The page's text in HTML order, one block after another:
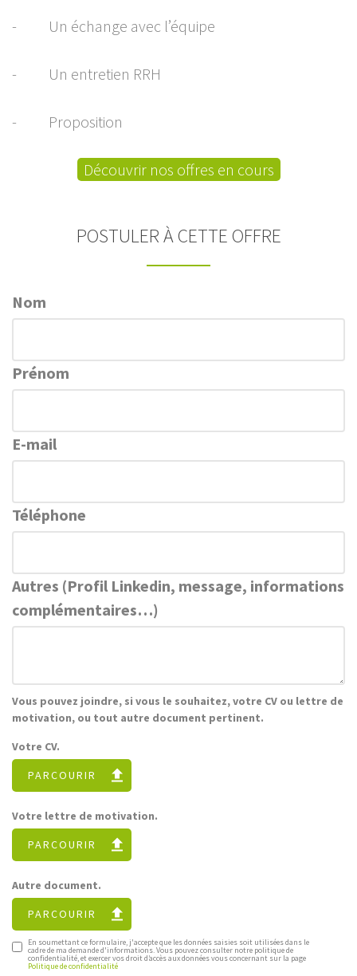
- Un échange avec l’équipe
- Un entretien RRH
- Proposition
Découvrir nos offres en cours
POSTULER À CETTE OFFRE
Nom
Prénom
E-mail
Téléphone
Autres (Profil Linkedin, message, informations
complémentaires…)
Vous pouvez joindre, si vous le souhaitez, votre CV ou lettre de
motivation, ou tout autre document pertinent.
Votre CV.
PARCOURIR
Votre lettre de motivation.
PARCOURIR
Autre document.
PARCOURIR
En soumettant ce formulaire, j'accepte que les données saisies soit utilisées dans le
cadre de ma demande d'informations. Vous pouvez consulter notre politique de
confidentialité, et exercer vos droit d’accès aux données vous concernant sur la page
Politique de confidentialité